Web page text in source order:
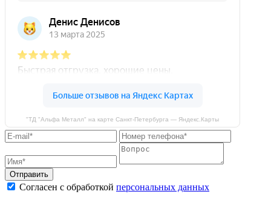
"ТД "Альфа Металл" на карте Санкт‑Петербурга — Яндекс.Карты
Отправить
Согласен с обработкой персональных данных